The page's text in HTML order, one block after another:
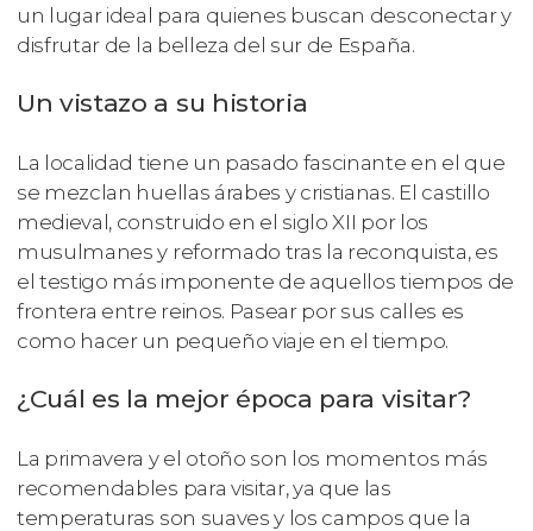
un lugar ideal para quienes buscan desconectar y
disfrutar de la belleza del sur de España.
Un vistazo a su historia
La localidad tiene un pasado fascinante en el que
se mezclan huellas árabes y cristianas. El castillo
medieval, construido en el siglo XII por los
musulmanes y reformado tras la reconquista, es
el testigo más imponente de aquellos tiempos de
frontera entre reinos. Pasear por sus calles es
como hacer un pequeño viaje en el tiempo.
¿Cuál es la mejor época para visitar?
La primavera y el otoño son los momentos más
recomendables para visitar, ya que las
temperaturas son suaves y los campos que la